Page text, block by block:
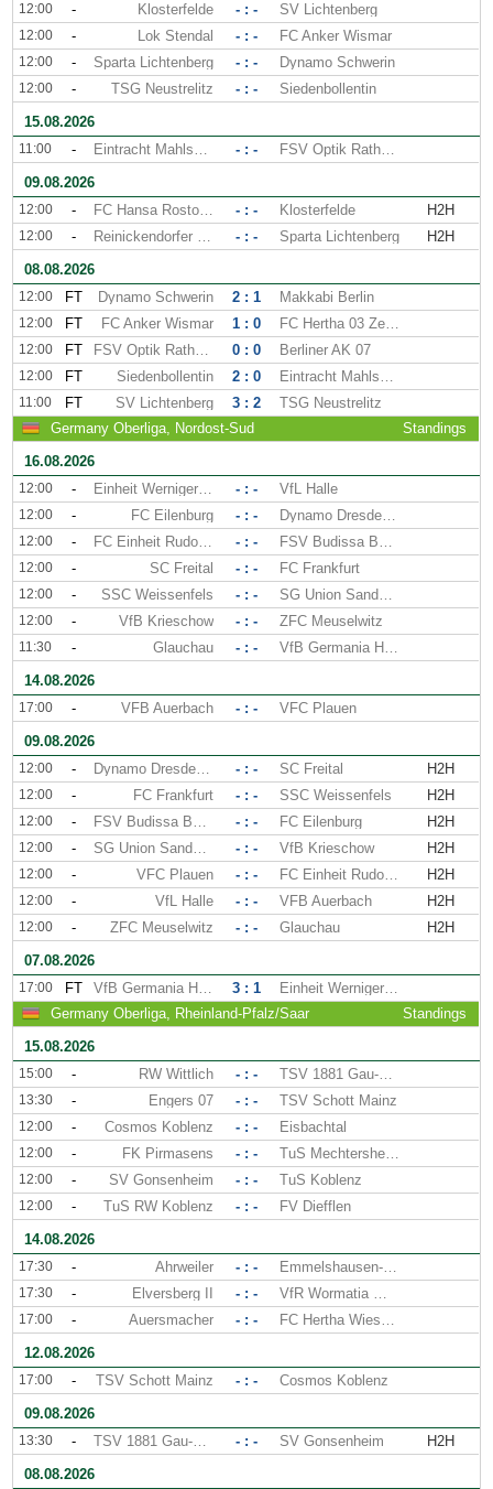
12:00 - Klosterfelde - : - SV Lichtenberg
12:00 - Lok Stendal - : - FC Anker Wismar
12:00 - Sparta Lichtenberg - : - Dynamo Schwerin
12:00 - TSG Neustrelitz - : -
Siedenbollentin
15.08.2026
11:00 - Eintracht Mahlsdorf - : -
FSV Optik Rathenow
09.08.2026
12:00 - FC Hansa Rostock II - : - Klosterfelde H2H
12:00 - Reinickendorfer Fuchse - : - Sparta Lichtenberg
H2H
08.08.2026
12:00 FT Dynamo Schwerin 2 : 1 Makkabi Berlin
12:00 FT FC Anker Wismar 1 : 0 FC Hertha 03 Zehlendorf
12:00 FT FSV Optik Rathenow 0 : 0 Berliner AK 07
12:00 FT Siedenbollentin 2 : 0 Eintracht Mahlsdorf
11:00 FT SV Lichtenberg 3 : 2
TSG Neustrelitz
Germany Oberliga, Nordost-Sud
Standings
16.08.2026
12:00 - Einheit Wernigerode - : - VfL Halle
12:00 - FC Eilenburg - : - Dynamo Dresden II
12:00 - FC Einheit Rudolstadt - : - FSV Budissa Bautzen
12:00 - SC Freital - : - FC Frankfurt
12:00 - SSC Weissenfels - : - SG Union Sandersdorf
12:00 - VfB Krieschow - : - ZFC Meuselwitz
11:30 - Glauchau - : -
VfB Germania Halberstadt
14.08.2026
17:00 - VFB Auerbach - : -
VFC Plauen
09.08.2026
12:00 - Dynamo Dresden II - : - SC Freital H2H
12:00 - FC Frankfurt - : - SSC Weissenfels H2H
12:00 - FSV Budissa Bautzen - : - FC Eilenburg H2H
12:00 - SG Union Sandersdorf - : - VfB Krieschow H2H
12:00 - VFC Plauen - : - FC Einheit Rudolstadt H2H
12:00 - VfL Halle - : - VFB Auerbach H2H
12:00 - ZFC Meuselwitz - : - Glauchau
H2H
07.08.2026
17:00 FT VfB Germania Halberstadt 3 : 1
Einheit Wernigerode
Germany Oberliga, Rheinland-Pfalz/Saar
Standings
15.08.2026
15:00 - RW Wittlich - : - TSV 1881 Gau-Odernheim
13:30 - Engers 07 - : - TSV Schott Mainz
12:00 - Cosmos Koblenz - : - Eisbachtal
12:00 - FK Pirmasens - : - TuS Mechtersheim
12:00 - SV Gonsenheim - : - TuS Koblenz
12:00 - TuS RW Koblenz - : -
FV Diefflen
14.08.2026
17:30 - Ahrweiler - : - Emmelshausen-Karbach
17:30 - Elversberg II - : - VfR Wormatia Worms
17:00 - Auersmacher - : -
FC Hertha Wiesbach
12.08.2026
17:00 - TSV Schott Mainz - : -
Cosmos Koblenz
09.08.2026
13:30 - TSV 1881 Gau-Odernheim - : - SV Gonsenheim
H2H
08.08.2026